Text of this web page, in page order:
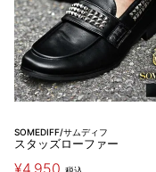
SOMEDIFF/サムディフ
スタッズローファー